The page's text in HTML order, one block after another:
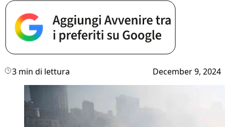
3 min di lettura December 9, 2024